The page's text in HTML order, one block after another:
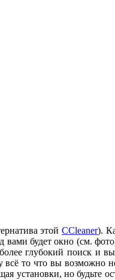
этойCCleaner).
будет окно (см.
глубокий поиск и
то что вы возможно
установки, но будьте